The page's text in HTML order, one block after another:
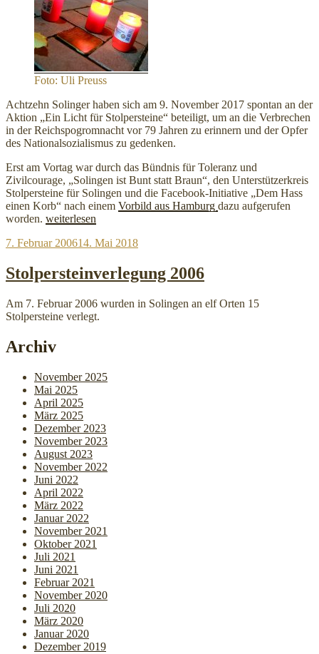
Foto: Uli Preuss
Achtzehn Solinger haben sich am 9. November 2017 spontan an der
Aktion „Ein Licht für Stolpersteine“ beteiligt, um an die Verbrechen
in der Reichspogromnacht vor 79 Jahren zu erinnern und der Opfer
des Nationalsozialismus zu gedenken.
Erst am Vortag war durch das Bündnis für Toleranz und
Zivilcourage, „Solingen ist Bunt statt Braun“, den Unterstützerkreis
Stolpersteine für Solingen und die Facebook-Initiative „Dem Hass
einen Korb“ nach einem Vorbild aus Hamburg dazu aufgerufen
worden. „Ein
für
weiterlesen
Veröffentlicht
7. Februar 200614. Mai 2018
Stolpersteinverlegung 2006
Am 7. Februar 2006 wurden in Solingen an elf Orten 15
Stolpersteine verlegt.
Archiv
November 2025
Mai 2025
April 2025
März 2025
Dezember 2023
November 2023
August 2023
November 2022
Juni 2022
April 2022
März 2022
Januar 2022
November 2021
Oktober 2021
Juli 2021
Juni 2021
Februar 2021
November 2020
Juli 2020
März 2020
Januar 2020
Dezember 2019